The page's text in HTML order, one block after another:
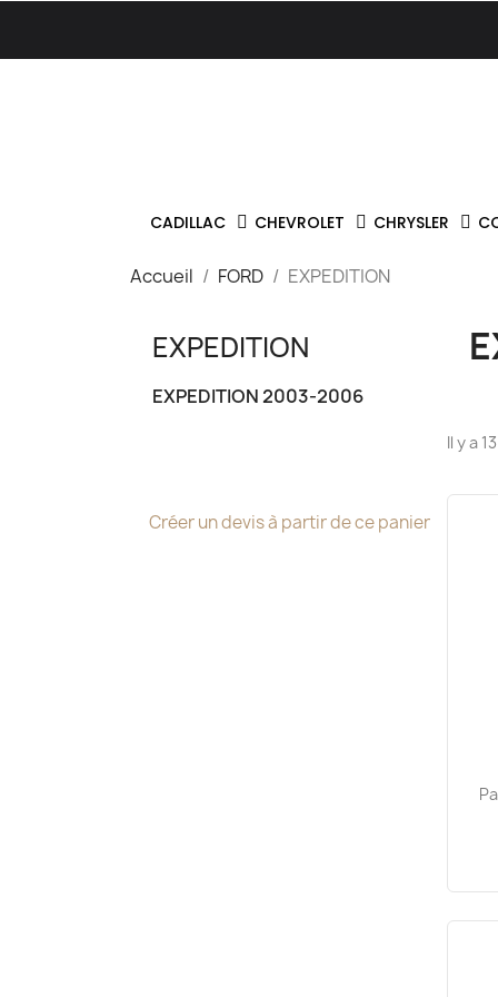
CADILLAC CHEVROLET CHRYSLER
Accueil FORD EXPEDITION
EXPEDITION
EXPEDITION 2003-2006
Créer un devis à partir de ce panier
Il y a